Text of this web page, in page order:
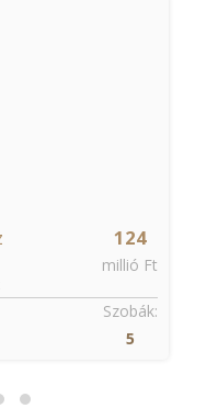
124
millió Ft
Szobák:
5